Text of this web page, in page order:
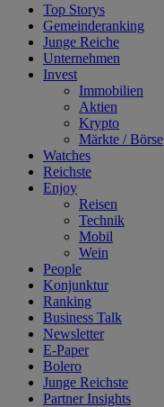
Top Storys
Gemeinderanking
Junge Reiche
Unternehmen
Invest
Immobilien
Aktien
Krypto
Märkte / Börse
Watches
Reichste
Enjoy
Reisen
Technik
Mobil
Wein
People
Konjunktur
Ranking
Business Talk
Newsletter
E-Paper
Bolero
Junge Reichste
Partner Insights